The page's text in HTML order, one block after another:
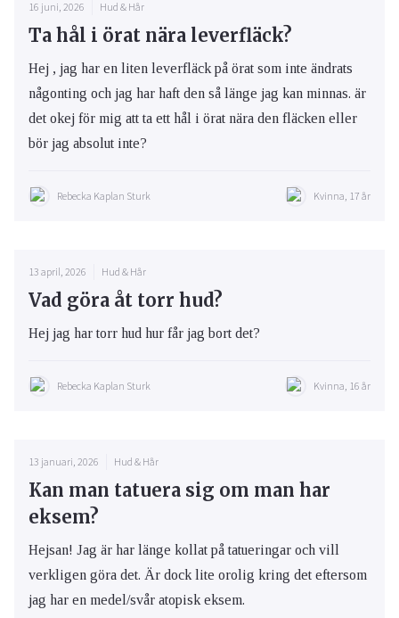
16 juni, 2026 Hud & Hår
Ta hål i örat nära leverfläck?
Hej , jag har en liten leverfläck på örat som inte ändrats
någonting och jag har haft den så länge jag kan minnas. är
det okej för mig att ta ett hål i örat nära den fläcken eller
bör jag absolut inte?
Rebecka Kaplan Sturk Kvinna, 17 år
13 april, 2026 Hud & Hår
Vad göra åt torr hud?
Hej jag har torr hud hur får jag bort det?
Rebecka Kaplan Sturk Kvinna, 16 år
13 januari, 2026 Hud & Hår
Kan man tatuera sig om man har
eksem?
Hejsan! Jag är har länge kollat på tatueringar och vill
verkligen göra det. Är dock lite orolig kring det eftersom
jag har en medel/svår atopisk eksem.